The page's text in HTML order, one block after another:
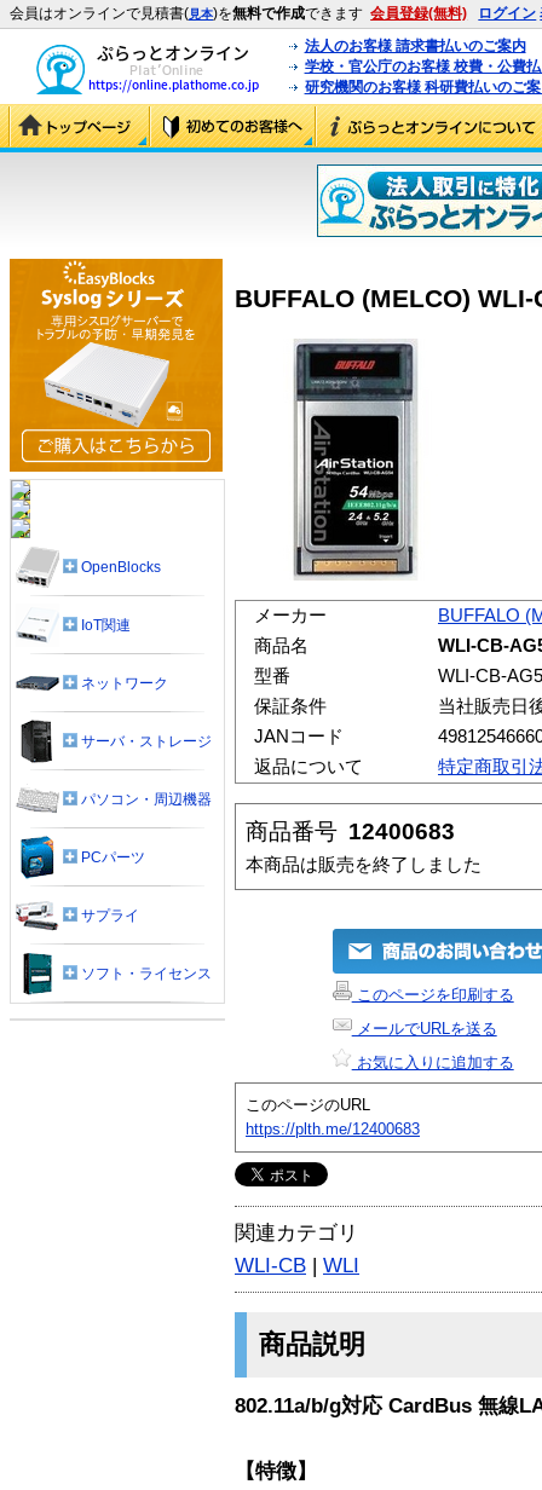
会員はオンラインで見積書(見本)を無料で作成できます 会員登録(無料) ログイン
法人のお客様 請求書払いのご案内
学校・官公庁のお客様 校費・公費
研究機関のお客様 科研費払いのご
BUFFALO (MELCO)
メーカー
BUFFALO
商品名
WLI-CB-
型番
WLI-CB-
保証条件
当社販売日
JANコード
返品について
特定商取引
商品番号 12400683
本商品は販売を終了しました
このページを印刷する
メールでURLを送る
お気に入りに追加する
このページのURL
https://plth.me/12400683
関連カテゴリ
WLI-CB | WLI
商品説明
802.11a/b/g対応 CardBus 無線
【特徴】
OpenBlocks
IoT関連
ネットワーク
サーバ・ストレージ
パソコン・周辺機器
PCパーツ
サプライ
ソフト・ライセンス